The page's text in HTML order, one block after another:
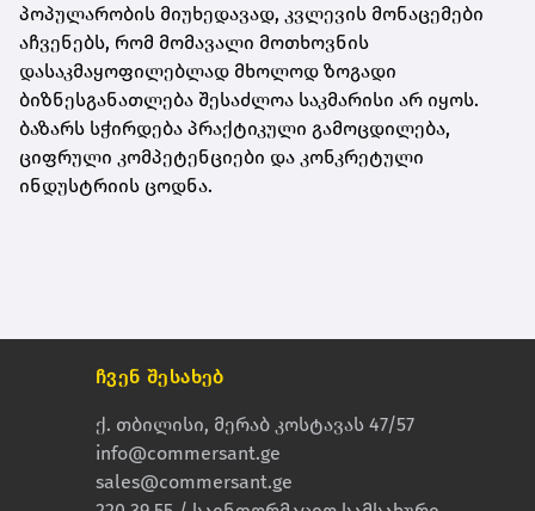
პოპულარობის მიუხედავად, კვლევის მონაცემები
აჩვენებს, რომ მომავალი მოთხოვნის
დასაკმაყოფილებლად მხოლოდ ზოგადი
ბიზნესგანათლება შესაძლოა საკმარისი არ იყოს.
ბაზარს სჭირდება პრაქტიკული გამოცდილება,
ციფრული კომპეტენციები და კონკრეტული
ინდუსტრიის ცოდნა.
ჩვენ შესახებ
ქ. თბილისი, მერაბ კოსტავას 47/57
info@commersant.ge
sales@commersant.ge